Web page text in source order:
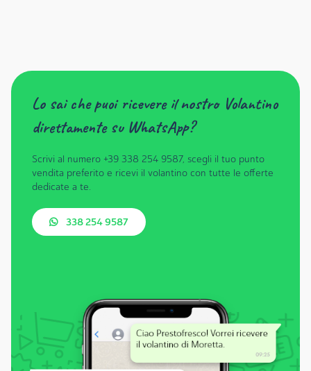
Lo sai che puoi ricevere il nostro Volantino
direttamente su WhatsApp?
Scrivi al numero +39 338 254 9587, scegli il tuo punto
vendita preferito e ricevi il volantino con tutte le offerte
dedicate a te.
338 254 9587